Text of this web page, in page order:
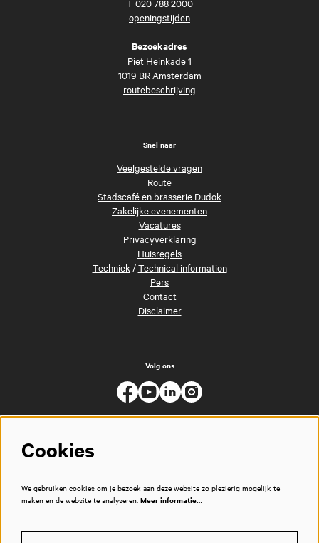
T 020 788 2000
openingstijden
Bezoekadres
Piet Heinkade 1
1019 BR Amsterdam
routebeschrijving
Snel naar
Veelgestelde vragen
Route
Stadscafé en brasserie Dudok
Zakelijke evenementen
Vacatures
Privacyverklaring
Huisregels
Techniek/Technical information
Pers
Contact
Disclaimer
Volg ons
Cookies
We gebruiken cookies om je bezoek aan deze website zo plezierig mogelijk te
maken en de website te analyseren. Meer informatie…